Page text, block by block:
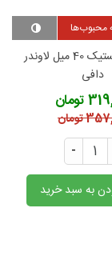
محبوب‌ها
دئودرانت استیک 40 میل لاوندر
دافی
تومان
تومان
-
به سبد خرید